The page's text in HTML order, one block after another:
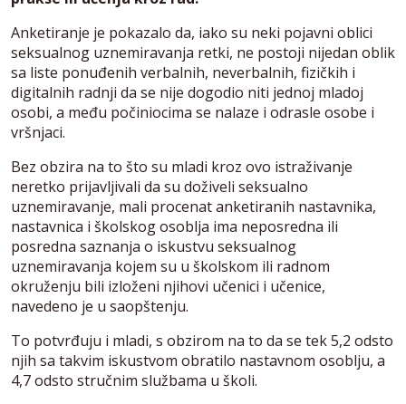
Anketiranje je pokazalo da, iako su neki pojavni oblici
seksualnog uznemiravanja retki, ne postoji nijedan oblik
sa liste ponuđenih verbalnih, neverbalnih, fizičkih i
digitalnih radnji da se nije dogodio niti jednoj mladoj
osobi, a među počiniocima se nalaze i odrasle osobe i
vršnjaci.
Bez obzira na to što su mladi kroz ovo istraživanje
neretko prijavljivali da su doživeli seksualno
uznemiravanje, mali procenat anketiranih nastavnika,
nastavnica i školskog osoblja ima neposredna ili
posredna saznanja o iskustvu seksualnog
uznemiravanja kojem su u školskom ili radnom
okruženju bili izloženi njihovi učenici i učenice,
navedeno je u saopštenju.
To potvrđuju i mladi, s obzirom na to da se tek 5,2 odsto
njih sa takvim iskustvom obratilo nastavnom osoblju, a
4,7 odsto stručnim službama u školi.